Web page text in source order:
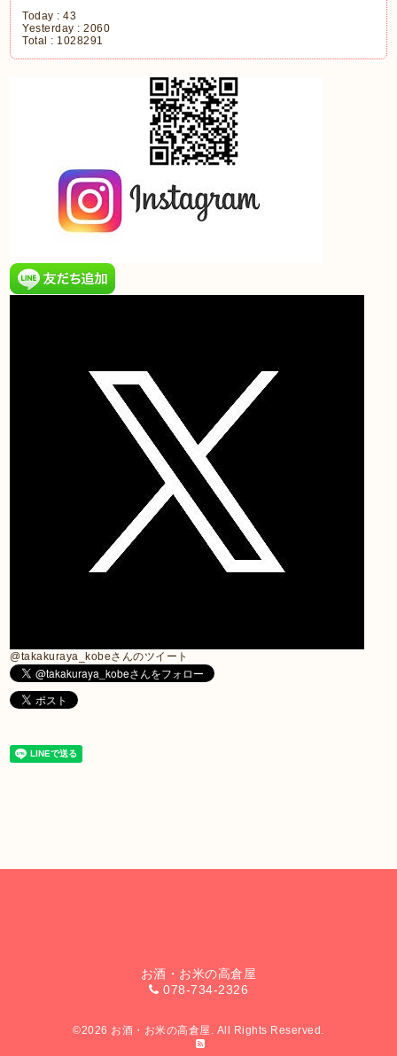
Today :43
Yesterday :2060
Total : 1028291
@takakuraya_kobeさんのツイート
お酒・お米の高倉屋
078-734-2326
©2026 お酒・お米の高倉屋 . All Rights Reserved.